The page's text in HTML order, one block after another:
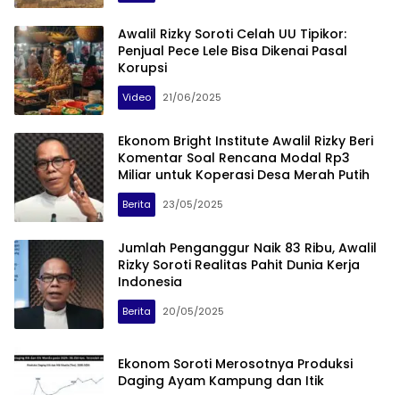
Awalil Rizky Soroti Celah UU Tipikor:
Penjual Pece Lele Bisa Dikenai Pasal
Korupsi
Video 21/06/2025
Ekonom Bright Institute Awalil Rizky Beri
Komentar Soal Rencana Modal Rp3
Miliar untuk Koperasi Desa Merah Putih
Berita 23/05/2025
Jumlah Penganggur Naik 83 Ribu, Awalil
Rizky Soroti Realitas Pahit Dunia Kerja
Indonesia
Berita 20/05/2025
Ekonom Soroti Merosotnya Produksi
Daging Ayam Kampung dan Itik